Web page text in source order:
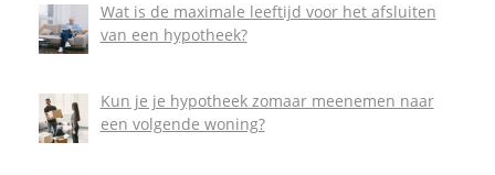
Wat is de maximale leeftijd voor het afsluiten
van een hypotheek?
Kun je je hypotheek zomaar meenemen naar
een volgende woning?